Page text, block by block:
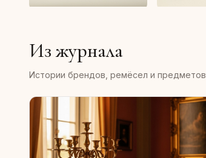
Из журнала
Истории брендов, ремёсел и предметов